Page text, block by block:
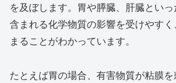
を及ぼします。胃や膵臓、肝臓とい
含まれる化学物質の影響を受けやす
まることがわかっています。
たとえば胃の場合、有害物質が粘膜